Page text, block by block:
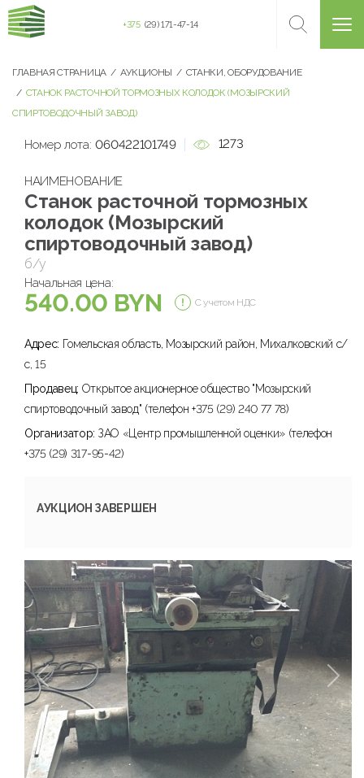
+375 (29) 171-47-14
ГЛАВНАЯ СТРАНИЦА АУКЦИОНЫ
СТАНКИ, ОБОРУДОВАНИЕ
СТАНОК РАСТОЧНОЙ ТОРМОЗНЫХ КОЛОДОК (МОЗЫРСКИЙ
СПИРТОВОДОЧНЫЙ ЗАВОД)
Номер лота: 060422101749 1273
НАИМЕНОВАНИЕ
Станок расточной тормозных
колодок (Мозырский
спиртоводочный завод)
б/у
Начальная цена:
540.00 BYN С учетом НДС
Адрес: Гомельская область, Мозырский район, Михалковский с/
с, 15
Продавец: Открытое акционерное общество "Мозырский
спиртоводочный завод" (телефон +375 (29) 240 77 78)
Организатор: ЗАО «Центр промышленной оценки» (телефон
+375 (29) 317-95-42)
АУКЦИОН ЗАВЕРШЕН